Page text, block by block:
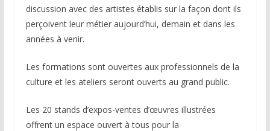
discussion avec des artistes établis sur la façon dont ils
perçoivent leur métier aujourd’hui, demain et dans les
années à venir.
Les formations sont ouvertes aux professionnels de la
culture et les ateliers seront ouverts au grand public.
Les 20 stands d’expos-ventes d’œuvres illustrées
offrent un espace ouvert à tous pour la